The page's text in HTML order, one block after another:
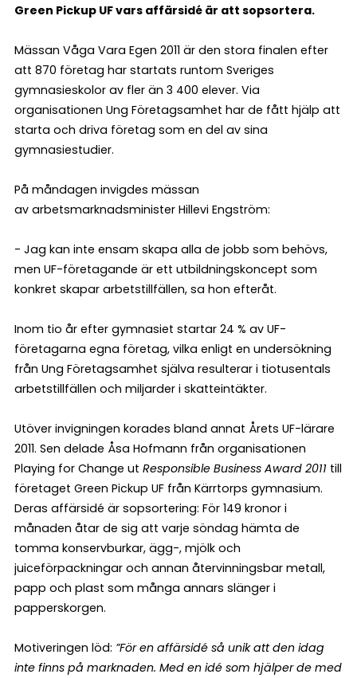
Green Pickup UF vars affärsidé är att sopsortera.
Mässan Våga Vara Egen 2011 är den stora finalen efter
att 870 företag har startats runtom Sveriges
gymnasieskolor av fler än 3 400 elever. Via
organisationen Ung Företagsamhet har de fått hjälp att
starta och driva företag som en del av sina
gymnasiestudier.
På måndagen invigdes mässan
av arbetsmarknadsminister Hillevi Engström:
- Jag kan inte ensam skapa alla de jobb som behövs,
men UF-företagande är ett utbildningskoncept som
konkret skapar arbetstillfällen, sa hon efteråt.
Inom tio år efter gymnasiet startar 24 % av UF-
företagarna egna företag, vilka enligt en undersökning
från Ung Företagsamhet själva resulterar i tiotusentals
arbetstillfällen och miljarder i skatteintäkter.
Utöver invigningen korades bland annat Årets UF-lärare
2011. Sen delade Åsa Hofmann från organisationen
Playing for Change ut Responsible Business Award 2011 till
företaget Green Pickup UF från Kärrtorps gymnasium.
Deras affärsidé är sopsortering: För 149 kronor i
månaden åtar de sig att varje söndag hämta de
tomma konservburkar, ägg-, mjölk och
juiceförpackningar och annan återvinningsbar metall,
papp och plast som många annars slänger i
papperskorgen.
Motiveringen löd: ”För en affärsidé så unik att den idag
inte finns på marknaden. Med en idé som hjälper de med